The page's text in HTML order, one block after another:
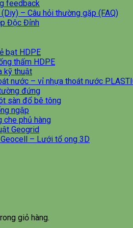
feedback
– Câu hỏi thường gặp (FAQ)
Độc Đỉnh
bạt HDPE
thấm HDPE
kỹ thuật
nước – vỉ nhựa thoát nước
đứng
sàn đổ bê tông
ngập
che phủ hàng
Geogrid
– Lưới tổ ong 3D
giỏ hàng.